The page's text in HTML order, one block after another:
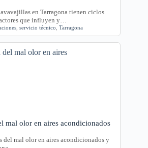
en Tarragona tienen ciclos
que influyen y…
servicio técnico Tarragona
mal olor en aires acondicionados
del mal olor en aires acondicionados y